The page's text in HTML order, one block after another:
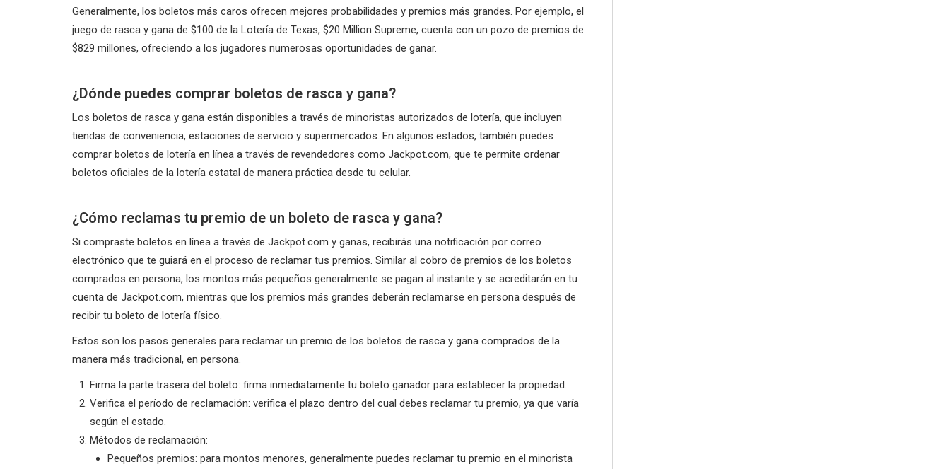
Generalmente, los boletos más caros ofrecen mejores probabilidades y premios más grandes. Por ejemplo, el
juego de rasca y gana de $100 de la Lotería de Texas, $20 Million Supreme, cuenta con un pozo de premios de
$829 millones, ofreciendo a los jugadores numerosas oportunidades de ganar.
¿Dónde puedes comprar boletos de rasca y gana?
Los boletos de rasca y gana están disponibles a través de minoristas autorizados de lotería, que incluyen
tiendas de conveniencia, estaciones de servicio y supermercados. En algunos estados, también puedes
comprar boletos de lotería en línea a través de revendedores como Jackpot.com, que te permite ordenar
boletos oficiales de la lotería estatal de manera práctica desde tu celular.
¿Cómo reclamas tu premio de un boleto de rasca y gana?
Si compraste boletos en línea a través de Jackpot.com y ganas, recibirás una notificación por correo
electrónico que te guiará en el proceso de reclamar tus premios. Similar al cobro de premios de los boletos
comprados en persona, los montos más pequeños generalmente se pagan al instante y se acreditarán en tu
cuenta de Jackpot.com, mientras que los premios más grandes deberán reclamarse en persona después de
recibir tu boleto de lotería físico.
Estos son los pasos generales para reclamar un premio de los boletos de rasca y gana comprados de la
manera más tradicional, en persona.
Firma la parte trasera del boleto: firma inmediatamente tu boleto ganador para establecer la propiedad.
Verifica el período de reclamación: verifica el plazo dentro del cual debes reclamar tu premio, ya que varía
según el estado.
Métodos de reclamación:
Pequeños premios: para montos menores, generalmente puedes reclamar tu premio en el minorista